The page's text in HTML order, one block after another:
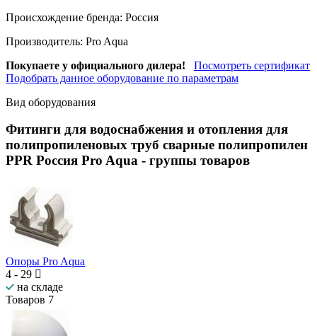
Происхождение бренда: Россия
Производитель: Pro Aqua
Покупаете у официального дилера!
Посмотреть сертификат
Подобрать данное оборудование по параметрам
Вид оборудования
Фитинги для водоснабжения и отопления для
полипропиленовых труб сварные полипропилен
PPR Россия Pro Aqua - группы товаров
Опоры Pro Aqua
4 - 29
на складе
Товаров 7